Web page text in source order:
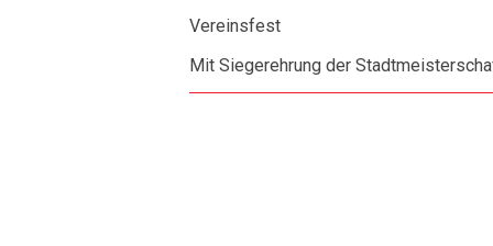
Vereinsfest
Mit Siegerehrung der